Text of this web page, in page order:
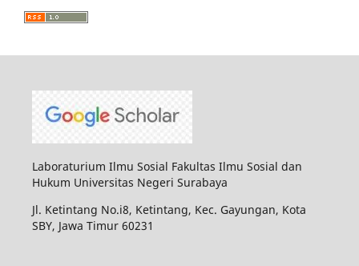
Laboraturium Ilmu Sosial Fakultas Ilmu Sosial dan
Hukum Universitas Negeri Surabaya
Jl. Ketintang No.i8, Ketintang, Kec. Gayungan, Kota
SBY, Jawa Timur 60231